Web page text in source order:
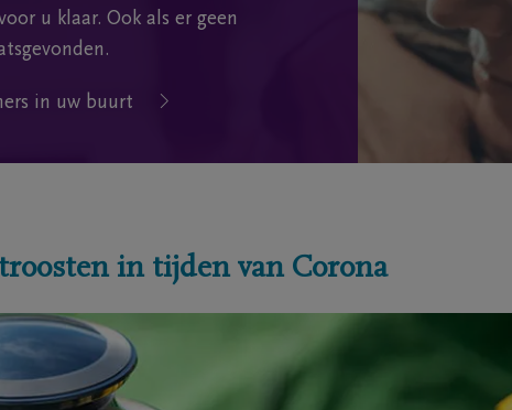
u klaar. Ook als er geen
in uw buurt
in tijden van Corona